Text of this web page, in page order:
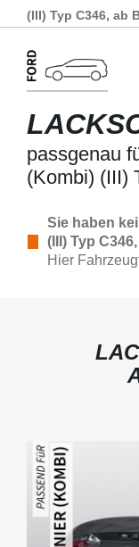
(III) Typ C346, ab
passgenau
(Kombi) (III)
Sie haben
(III) Typ
Hier